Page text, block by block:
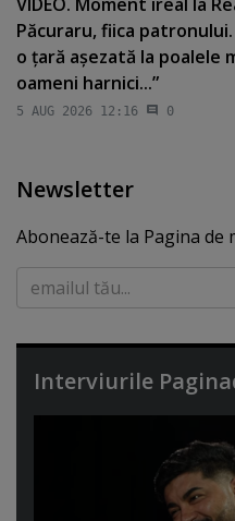
Păcuraru, fiica
o ţară aşezată la poalele
oameni harnici...”
5 AUG 2026 12:16 0
Newsletter
Abonează-te la Pagina de
Interviurile